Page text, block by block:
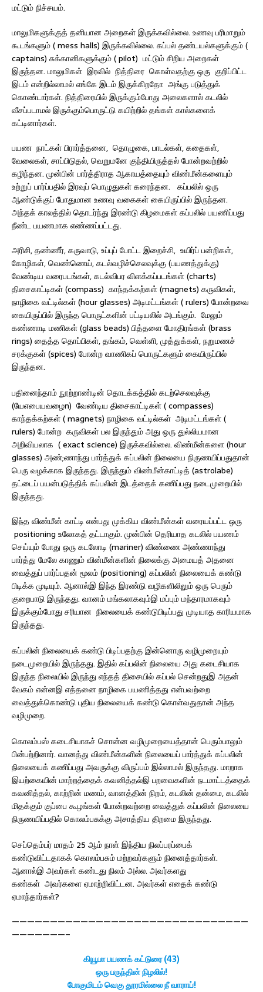
மட்டும் நிச்சயம்.
மாலுமிகளுக்குத் தனியான அறைகள் இருக்கவில்லை. உணவு பரிமாறும்
கூடங்களும் ( mess halls) இருக்கவில்லை. கப்பல் தண்டயல்களுக்கும் (
captains) சுக்கானிகளுக்கும் ( pilot) மட்டும் சிறிய அறைகள்
இருந்தன. மாலுமிகள் இரவில் நித்திரை கொள்வதற்கு ஒரு குறிப்பிட்ட
இடம் என்றில்லாமல் எங்கே இடம் இருக்கிறதோ அங்கு படுத்துக்
கொண்டார்கள். நித்திரையில் இருக்கும்போது அலைகளால் கடலில்
வீசப்படாமல் இருக்கும்பொருட்டு கயிற்றில் தங்கள் கால்களைக்
கட்டினார்கள்.
பயண நாட்கள் பிரார்த்தனை, தொழுகை, பாடல்கள், கதைகள்,
வேலைகள், சாப்பிடுதல், வெறுமனே குந்தியிருத்தல் போன்றவற்றில்
கழிந்தன. முன்பின் பார்த்திராத ஆகாயத்தையும் விண்மீன்களையும்
உற்றுப் பார்ப்பதில் இரவுப் பொழுதுகள் கரைந்தன. கப்பலில் ஒரு
ஆண்டுக்குப் போதுமான உணவு வகைகள் கையிருப்பில் இருந்தன.
அந்தக் காலத்தில் தொடர்ந்து இரண்டு கிழமைகள் கப்பலில் பயணிப்பது
நீண்ட பயணமாக எண்ணப்பட்டது.
அரிசி, தண்ணீர், கருவாடு, உப்புப் போட்ட இறைச்சி, உயிர்ப் பன்றிகள்,
கோழிகள், வெண்ணெய், கடல்வழிச்செலவுக்கு (பயணத்துக்கு)
வேண்டிய வரைபடங்கள், கடல்விபர விளக்கப்படங்கள் (charts)
திசைகாட்டிகள் (compass) காந்தக்கற்கள் (magnets) கருவிகள்,
நாழிகை வட்டில்கள் (hour glasses) அடிமட்டங்கள் ( rulers) போன்றவை
கையிருப்பில் இருந்த பொருட்களின் பட்டியலில் அடங்கும். மேலும்
கண்ணாடி மணிகள் (glass beads) பித்தளை மோதிரங்கள் (brass
rings) தைத்த தொப்பிகள், தங்கம், வெள்ளி, முத்துக்கள், நறுமணச்
சரக்குகள் (spices) போன்ற வாணிகப் பொருட்களும் கையிருப்பில்
இருந்தன.
பதினைந்தாம் நூற்றாண்டின் தொடக்கத்தில் கடற்செலவுக்கு
(யேஎபையவழைn) வேண்டிய திசைகாட்டிகள் ( compasses)
காந்தக்கற்கள் ( magnets) நாழிகை வட்டில்கள் அடிமட்டங்கள் (
rulers) போன்ற கருவிகள் பல இருந்தும் அது ஒரு துல்லியமான
அறிவியலாக ( exact science) இருக்கவில்லை. விண்மீன்களை (hour
glasses) அண்;ணாந்து பார்த்துக் கப்பலின் நிலையை நிருணயிப்பதுதான்
பெரு வழக்காக இருந்தது. இருந்தும் விண்மீன்காட்டித் (astrolabe)
தட்டைப் பயன்படுத்திக் கப்பலின் இடத்தைக் கணிப்பது நடைமுறையில்
இருந்தது.
இந்த விண்மீன் காட்டி என்பது முக்கிய விண்மீன்கள் வரையப்பட்ட ஒரு
positioning உலோகத் தட்டாகும். முன்பின் தெரியாத கடலில் பயணம்
செய்யும் போது ஒரு கடலோடி (mariner) விண்ணை அண்ணாந்து
பார்த்து மேலே காணும் வின்மீன்களின் நிலைக்கு அமையத் அதனை
வைத்துப் பார்ப்பதன் மூலம் (positioning) கப்பலின் நிலையைக் கண்டு
பிடிக்க முடியும். ஆனால்இ இந்த இரண்டு வழிகளிலிலும் ஒரு பெரும்
குறைபாடு இருந்தது. வானம் மங்கலாகவும்இ மப்பும் மந்தாரமாகவும்
இருக்கும்போது சரியான நிலையைக் கண்டுபிடிப்பது முடியாத காரியமாக
இருந்தது.
கப்பலின் நிலையைக் கண்டு பிடிப்பதற்கு இன்னொரு வழிமுறையும்
நடைமுறையில் இருந்தது. இதில் கப்பலின் நிலையை அது கடைசியாக
இருந்த நிலையில் இருந்து எந்தத் திசையில் கப்பல் சென்றதுஇ அதன்
வேகம் என்னஇ எத்தனை நாழிகை பயணித்தது என்பவற்றை
வைத்துக்கொண்டு புதிய நிலையைக் கண்டு கொள்வதுதான் அந்த
வழிமுறை.
கொலம்பஸ் கடைசியாகச் சொன்ன வழிமுறையைத்தான் பெரும்பாலும்
பின்பற்றினார். வானத்து விண்மீன்களின் நிலையைப் பார்த்துக் கப்பலின்
நிலையைக் கணிப்பது அவருக்கு விருப்பம் இல்லாமல் இருந்தது. மாறாக
இயற்கையின் மாற்றத்தைக் கவனித்தல்இ பறவைகளின் நடமாட்டத்தைக்
கவனித்தல், காற்றின் மணம், வானத்தின் நிறம், கடலின் தன்மை, கடலில்
மிதக்கும் குப்பை கூழங்கள் போன்றவற்றை வைத்துக் கப்பலின் நிலையை
நிருணயிப்பதில் கொலம்பசுக்கு அசாத்திய திறமை இருந்தது.
செப்தெம்பர் மாதம் 25 ஆம் நாள் இந்திய நிலப்பரப்பைக்
கண்டுவிட்டதாகக் கொலம்பசும் மற்றவர்களும் நினைத்தார்கள்.
ஆனால்இ அவர்கள் கண்டது நிலம் அல்ல. அவர்களது
கண்கள் அவர்களை ஏமாற்றிவிட்டன. அவர்கள் எதைக் கண்டு
ஏமாந்தார்கள்?
———————————————————————————————
———————–
கியூபா பயணக் கட்டுரை (43)
ஒரு பருந்தின் நிழலில்!
போகுமிடம் வெகு தூரமில்லை நீ வாராய்!